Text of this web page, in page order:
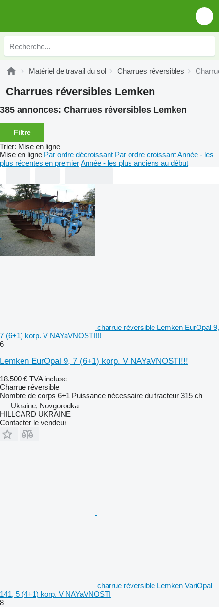
Matériel de travail du sol Charrues réversibles
Charrues réversibles Lemken
385 annonces: Charrues réversibles Lemken
Filtre
Trier: Mise en ligne
Mise en ligne Par ordre décroissant Par ordre croissantAnnée - les
plus récentes en premierAnnée - les plus anciens au début
charrue réversible Lemken EurOpal 9,
7 (6+1) korp. V NAYaVNOSTI!!!
6
Lemken EurOpal 9, 7 (6+1) korp. V NAYaVNOSTI!!!
18.500 € TVA incluse
Charrue réversible
Nombre de corps 6+1 Puissance nécessaire du tracteur 315 ch
Ukraine, Novgorodka
HILLCARD UKRAINE
Contacter le vendeur
charrue réversible Lemken VariOpal
141, 5 (4+1) korp. V NAYaVNOSTI
8